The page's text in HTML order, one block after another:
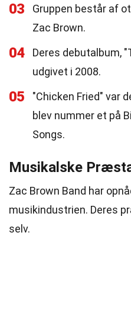
03
Gruppen består af
Zac Brown.
04
Deres debutalbum,
udgivet i 2008.
05
"Chicken Fried" var
blev nummer et på
Songs.
Musikalske
Zac Brown Band har
musikindustrien. Deres
selv.